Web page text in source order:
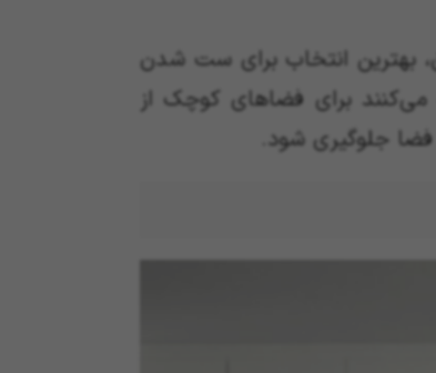
بهترین انتخاب برای ست شدن
برای فضاهای کوچک از
جلوگیری شود.